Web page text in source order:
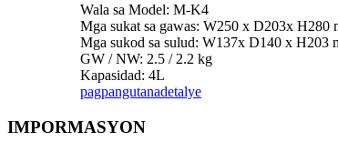
Wala sa Model: M-K4
Mga sukat sa gawas: W250 x D203x H280
Mga sukod sa sulud: W137x D140 x H203
GW / NW: 2.5 / 2.2 kg
Kapasidad: 4L
pagpangutanadetalye
IMPORMASYON